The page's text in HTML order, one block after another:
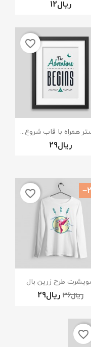
‎ریال12
نمایش سریع
همراه با قاب شروع...
favorite_border
نمایش سریع
طرح زرین بال
favorite_border
favorite_border
علاقمندی‌ها